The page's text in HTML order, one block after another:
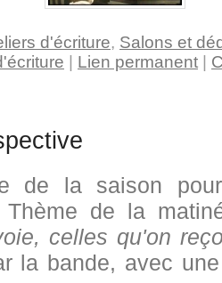
d'écriture, Salons et
| Lien permanent |
de la saison
Thème de la
celles qu'on
la bande, avec